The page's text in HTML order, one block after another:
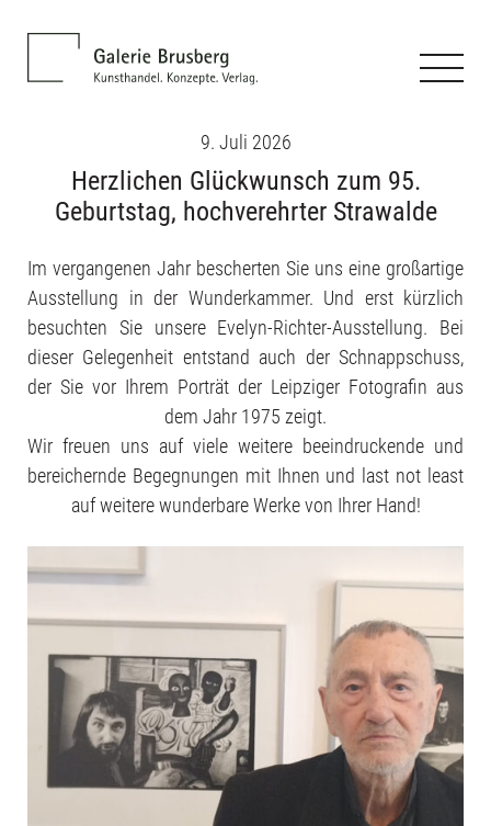
9. Juli 2026
Herzlichen Glückwunsch zum 95.
Geburtstag, hochverehrter Strawalde
Im vergangenen Jahr bescherten Sie uns eine großartige
Ausstellung in der Wunderkammer. Und erst kürzlich
besuchten Sie unsere Evelyn-Richter-Ausstellung. Bei
dieser Gelegenheit entstand auch der Schnappschuss,
der Sie vor Ihrem Porträt der Leipziger Fotografin aus
dem Jahr 1975 zeigt.
Wir freuen uns auf viele weitere beeindruckende und
bereichernde Begegnungen mit Ihnen und last not least
auf weitere wunderbare Werke von Ihrer Hand!